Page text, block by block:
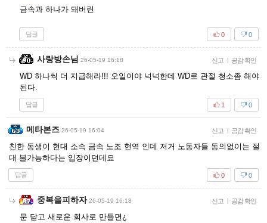
금속과 하나가 돼버린
답글 0
0
사랑방손님 26-05-19 16:18 신고 | 공감 확인
WD 하나씩 더 지급해라!!! 오일이야 넉넉한데 WD로 관절 청소좀 해야
된다.
답글 0
1
메타본즈 26-05-19 16:04 신고 | 공감 확인
친한 동생이 현대 소속 금속 노조 현역 인데 저거 노동자들 동의없이는 절
대 불가능하다는 입장이던데요
답글 0
0
중복을피하자 26-05-19 16:18 신고 | 공감 확인
문 닫고 새로운 회사로 만들면¿